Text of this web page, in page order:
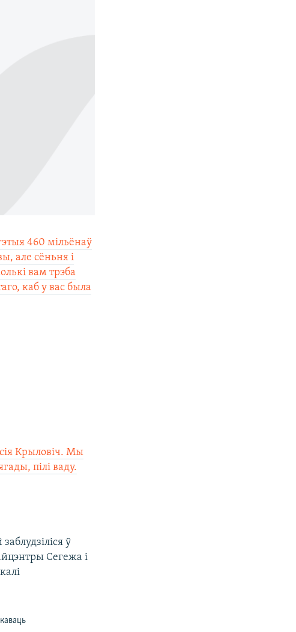
460 мільёнаў
але сёньня і
вам трэба
каб у вас была
Крыловіч. Мы
пілі ваду.
ў
Сегежа і